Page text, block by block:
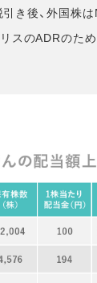
き後、外国株
スのADRのため